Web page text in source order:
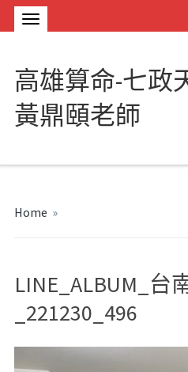
高雄算命-七政
黃鼎頤老師
Home »
LINE_ALBUM_台
_221230_496